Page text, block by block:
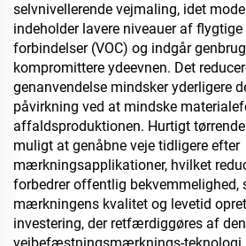
selvnivellerende vejmaling, idet
indeholder lavere niveauer af
forbindelser (VOC) og indgår
kompromittere ydeevnen. Det
genanvendelse mindsker yderligere
påvirkning ved at mindske
affaldsproduktionen. Hurtigt
muligt at genåbne veje tidligere efter
mærkningsapplikationer, hvilket
forbedrer offentlig bekvemmelighed,
mærkningens kvalitet og levetid
investering, der retfærdiggøres af